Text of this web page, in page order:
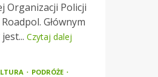
Organizacji Policji
Głównym
Czytaj dalej
PODRÓŻE